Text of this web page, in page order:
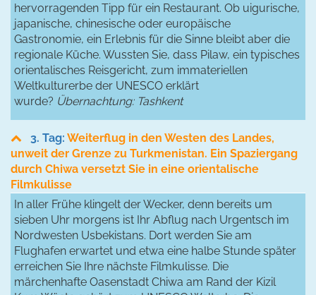
hervorragenden Tipp für ein Restaurant. Ob uigurische,
japanische, chinesische oder europäische
Gastronomie, ein Erlebnis für die Sinne bleibt aber die
regionale Küche. Wussten Sie, dass Pilaw, ein typisches
orientalisches Reisgericht, zum immateriellen
Weltkulturerbe der UNESCO erklärt
wurde? Übernachtung: Tashkent
3. Tag: Weiterflug in den Westen des Landes,
unweit der Grenze zu Turkmenistan. Ein Spaziergang
durch Chiwa versetzt Sie in eine orientalische
Filmkulisse
In aller Frühe klingelt der Wecker, denn bereits um
sieben Uhr morgens ist Ihr Abflug nach Urgentsch im
Nordwesten Usbekistans. Dort werden Sie am
Flughafen erwartet und etwa eine halbe Stunde später
erreichen Sie Ihre nächste Filmkulisse. Die
märchenhafte Oasenstadt Chiwa am Rand der Kizil